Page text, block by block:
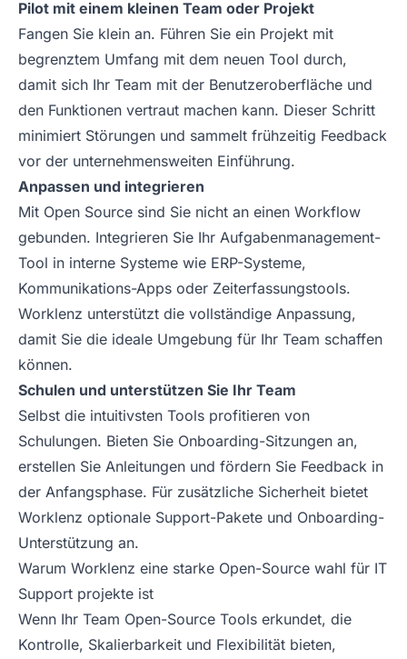
Pilot mit einem kleinen Team oder Projekt
Fangen Sie klein an. Führen Sie ein Projekt mit
begrenztem Umfang mit dem neuen Tool durch,
damit sich Ihr Team mit der Benutzeroberfläche und
den Funktionen vertraut machen kann. Dieser Schritt
minimiert Störungen und sammelt frühzeitig Feedback
vor der unternehmensweiten Einführung.
Anpassen und integrieren
Mit Open Source sind Sie nicht an einen Workflow
gebunden. Integrieren Sie Ihr Aufgabenmanagement-
Tool in interne Systeme wie ERP-Systeme,
Kommunikations-Apps oder Zeiterfassungstools.
Worklenz unterstützt die vollständige Anpassung,
damit Sie die ideale Umgebung für Ihr Team schaffen
können.
Schulen und unterstützen Sie Ihr Team
Selbst die intuitivsten Tools profitieren von
Schulungen. Bieten Sie Onboarding-Sitzungen an,
erstellen Sie Anleitungen und fördern Sie Feedback in
der Anfangsphase. Für zusätzliche Sicherheit bietet
Worklenz optionale Support-Pakete und Onboarding-
Unterstützung an.
Warum Worklenz eine starke Open-Source wahl für IT
Support projekte ist
Wenn Ihr Team Open-Source Tools erkundet, die
Kontrolle, Skalierbarkeit und Flexibilität bieten,